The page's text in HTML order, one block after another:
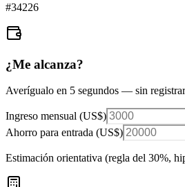
#34226
¿Me alcanza?
Averígualo en 5 segundos — sin
Ingreso mensual (US$)
Ahorro para entrada (US$)
Estimación orientativa (regla del 30%,